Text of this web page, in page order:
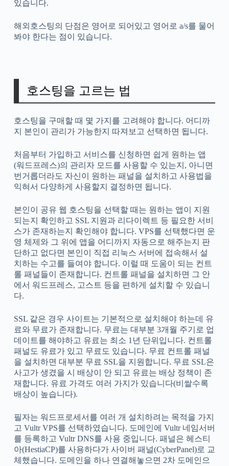
있습니다.
해외호스팅의 단점은 영어로 되어있고 영어로 a/s를 물어
봐야 한다는 점이 있습니다.
호스팅을 고르는 법
호스팅을 구매할 때 몇 가지를 고려해야 합니다. 어디까
지 본인이 관리가 가능한지 따져보고 선택하면 됩니다.
처음부터 가입하고 서비스를 신청하면 쉽게 원하는 앱
(워드프레스)의 관리자 모드를 사용할 수 있는지, 아니면
번거롭더라도 자신이 원하는 패널을 설치하고 사용법을
익혀서 다양하게 사용할지 결정하면 됩니다.
본인이 공유 웹 호스팅을 선택할 때는 원하는 앱이 지원
되는지 확인하고 SSL 지원과 리다이렉트 등 필요한 서비
스가 존재하는지 확인해야 합니다. VPS를 선택했다면 운
영 체제와 그 위에 앱을 어디까지 자동으로 해주는지 판
단하고 없다면 본인이 직접 리눅스 서버에 접속해서 설
치하는 수고를 들여야 합니다. 이럴 때 도움이 되는 컨트
롤 패널들이 존재합니다. 컨트롤 패널을 설치하면 그 안
에서 워드프레스, 고스트 등을 편하게 설치할 수 있습니
다.
SSL 같은 경우 사이트는 기본적으로 설치해야 하는데 유
료와 무료가 존재합니다. 무료는 대부분 3개월 주기로 업
데이트를 해야하고 유료는 최소 1년 단위입니다. 컨트롤
패널도 유료가 있고 무료도 있습니다. 무료 컨트롤 패널
을 설치하면 대부분 무료 SSL을 지원합니다. 무료 SSL은
사고가 생겼을 시 배상이 안 되고 유료는 배상 정책이 존
재합니다. 유료 가격도 여러 가지가 있습니다(비쌀수록
배상이 높습니다).
필자는 워드프로세서를 여러 개 설치하려는 목적을 가지
고 Vultr VPS를 선택하였습니다. 도메인에 Vultr 네임서버
를 등록하고 Vultr DNS를 사용 중입니다. 패널은 헤스티
아(HestiaCP)를 사용하다가 사이버 패널(CyberPanel)로 교
체했습니다. 도메인을 하나 연결해놓으면 2차 도메인으